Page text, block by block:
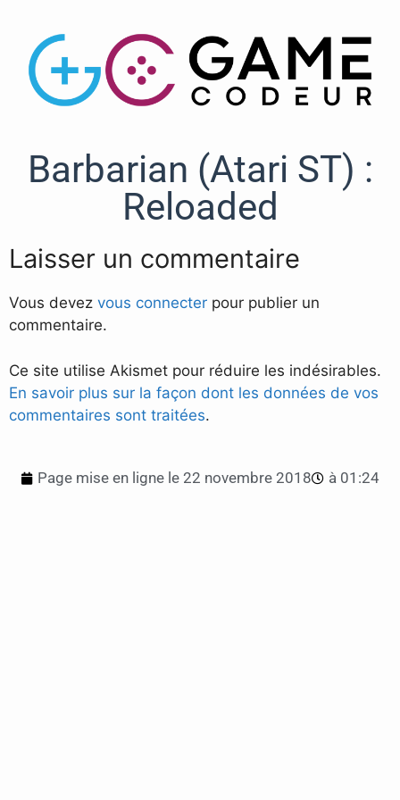
Barbarian (Atari ST) :
Reloaded
Laisser un commentaire
Vous devez vous connecter pour publier un
commentaire.
Ce site utilise Akismet pour réduire les indésirables.
En savoir plus sur la façon dont les données de vos
commentaires sont traitées.
Page mise en ligne le 22 novembre 2018 à 01:24